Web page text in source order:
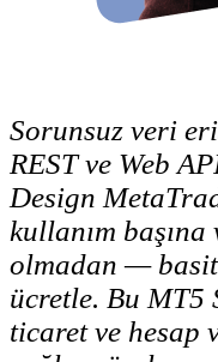
Sorunsuz veri
REST ve Web
Design
kullanım başına
olmadan —
ücretle. Bu MT5
ticaret ve